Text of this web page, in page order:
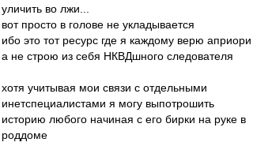
уличить во лжи...
вот просто в голове не укладывается
ибо это тот ресурс где я каждому верю априори
а не строю из себя НКВДшного следователя
хотя учитывая мои связи с отдельными
инетспециалистами я могу выпотрошить
историю любого начиная с его бирки на руке в
роддоме